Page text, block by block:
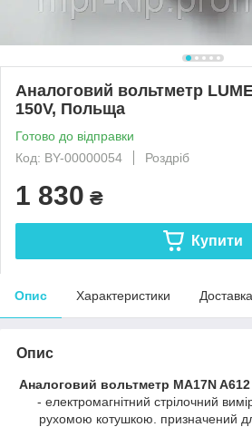
Аналоговий вольтметр
150V, Польща
Готово до відправки
Код: BY-00000054
Роздріб
1 830 ₴
Купити
Опис Характеристики Доставка
Опис
Аналоговий вольтметр MA17N
- електромагнітний стрілочний
рухомою котушкою. призначений